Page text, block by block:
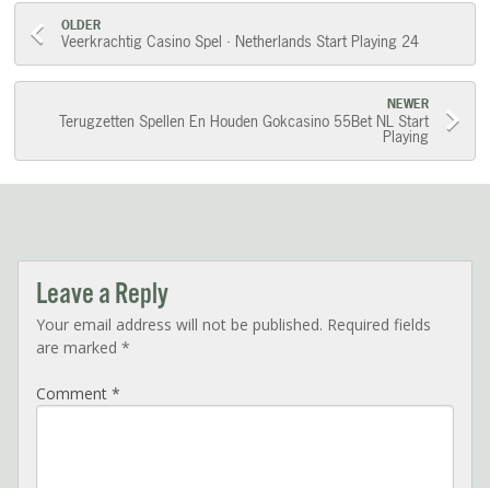
Post
navigation
OLDER
Veerkrachtig Casino Spel · Netherlands Start Playing 24
NEWER
Terugzetten Spellen En Houden Gokcasino 55Bet NL Start
Playing
Leave a Reply
Your email address will not be published. Required fields
are marked *
Comment *